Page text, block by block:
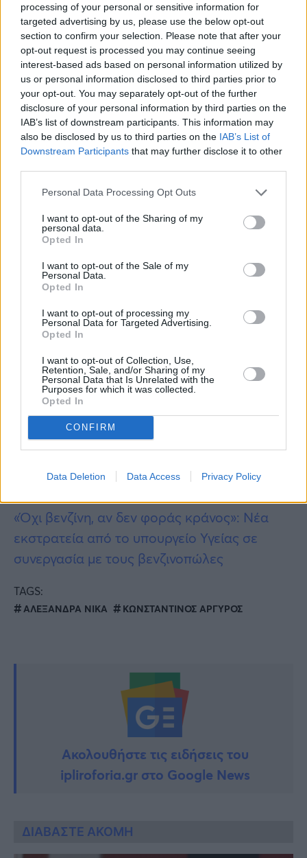
processing of your personal or sensitive information for
targeted advertising by us, please use the below opt-out
section to confirm your selection. Please note that after your
opt-out request is processed you may continue seeing
interest-based ads based on personal information utilized by
us or personal information disclosed to third parties prior to
your opt-out. You may separately opt-out of the further
disclosure of your personal information by third parties on the
IAB’s list of downstream participants. This information may
also be disclosed by us to third parties on the IAB’s List of
Downstream Participants that may further disclose it to other
Personal Data Processing Opt Outs
I want to opt-out of the Sharing of my
personal data.
Opted In
I want to opt-out of the Sale of my
Personal Data.
Opted In
I want to opt-out of processing my
Personal Data for Targeted Advertising.
Opted In
I want to opt-out of Collection, Use,
Retention, Sale, and/or Sharing of my
Personal Data that Is Unrelated with the
Purposes for which it was collected.
Opted In
CONFIRM
Data Deletion Data Access Privacy Policy
ΠερισσότερεςΕιδήσεις σήμερα
Νεκρός ο οδηγός του οχήματος που
παρασύρθηκε από τρένο στο Κιλκίς
Κιλκίς: Τρένο συγκρούστηκε με αυτοκίνητο
«Όχι βενζίνη, αν δεν φοράς κράνος»: Νέα
εκστρατεία από το υπουργείο Υγείας σε
συνεργασία με τους βενζινοπώλες
TAGS:
ΑΛΕΞΑΝΔΡΑ ΝΙΚΑ ΚΩΝΣΤΑΝΤΙΝΟΣ ΑΡΓΥΡΟΣ
Ακολουθήστε τις ειδήσεις του
ipliroforia.gr στο Google News
ΔΙΑΒΑΣΤΕ ΑΚΟΜΗ